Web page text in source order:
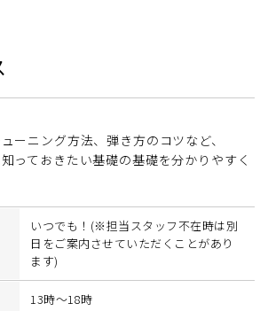
ーニング方法、弾き方のコツなど、
っておきたい基礎の基礎を分かりやすく
いつでも！(※担当スタッフ不在時は別
日をご案内させていただくことがあり
ます)
13時～18時